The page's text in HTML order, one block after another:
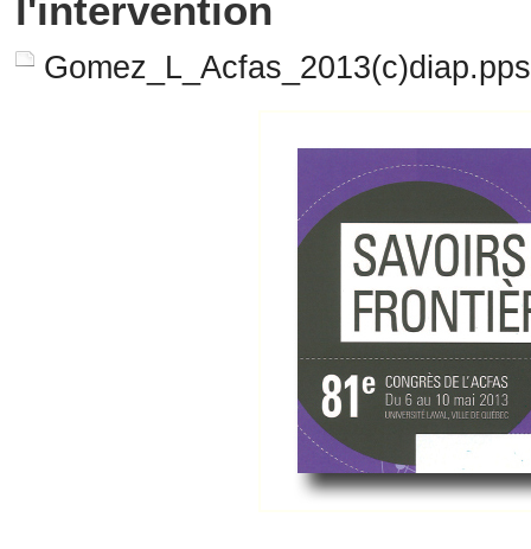
l'intervention